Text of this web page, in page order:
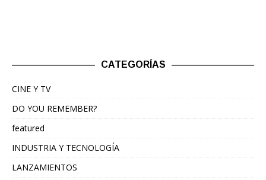
CATEGORÍAS
CINE Y TV
DO YOU REMEMBER?
featured
INDUSTRIA Y TECNOLOGÍA
LANZAMIENTOS